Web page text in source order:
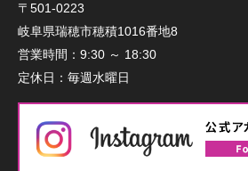
〒501-0223
岐阜県瑞穂市穂積1016番地8
営業時間： 9:30 ～ 18:30
定休日： 毎週水曜日